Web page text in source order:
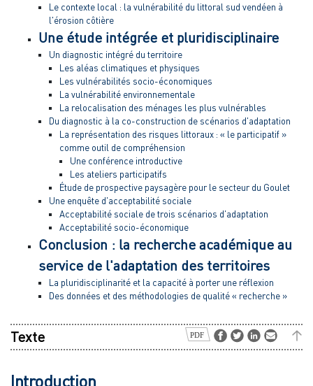
Le contexte local : la vulnérabilité du littoral sud vendéen à
l'érosion côtière
Une étude intégrée et pluridisciplinaire
Un diagnostic intégré du territoire
Les aléas climatiques et physiques
Les vulnérabilités socio-économiques
La vulnérabilité environnementale
La relocalisation des ménages les plus vulnérables
Du diagnostic à la co-construction de scénarios d'adaptation
La représentation des risques littoraux : « le participatif »
comme outil de compréhension
Une conférence introductive
Les ateliers participatifs
Étude de prospective paysagère pour le secteur du Goulet
Une enquête d'acceptabilité sociale
Acceptabilité sociale de trois scénarios d'adaptation
Acceptabilité socio-économique
Conclusion : la recherche académique au
service de l'adaptation des territoires
La pluridisciplinarité et la capacité à porter une réflexion
Des données et des méthodologies de qualité « recherche »
Texte
Introduction